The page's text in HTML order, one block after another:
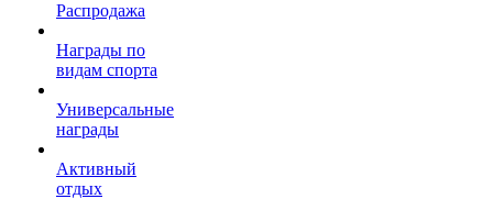
Распродажа
Награды по
видам спорта
Универсальные
награды
Активный
отдых